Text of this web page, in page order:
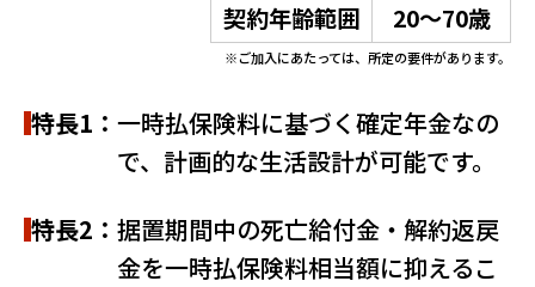
契約年齢範囲 20～70歳
※ご加入にあたっては、所定の要件があります。
特長1： 一時払保険料に基づく確定年金なの
で、計画的な生活設計が可能です。
特長2： 据置期間中の死亡給付金・解約返戻
金を一時払保険料相当額に抑えるこ